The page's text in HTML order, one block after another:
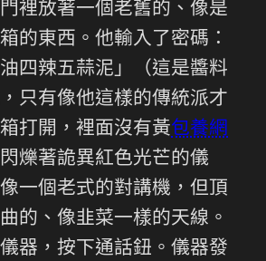
裡放著一個老舊的、像是
的東西。他輸入了密碼：
油四辣五蒜泥」（這是醬料
只有像他這樣的傳統派才
打開，裡面沒有黃包養網
爍著詭異紅色光芒的儀
一個老式的對講機，但頂
的、像韭菜一樣的天線。
器，按下通話鈕。儀器發